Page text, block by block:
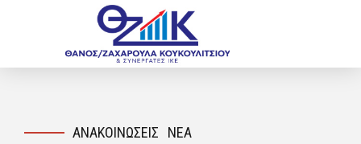
ΑΝΑΚΟΙΝΏΣΕΙΣ ΝΈΑ